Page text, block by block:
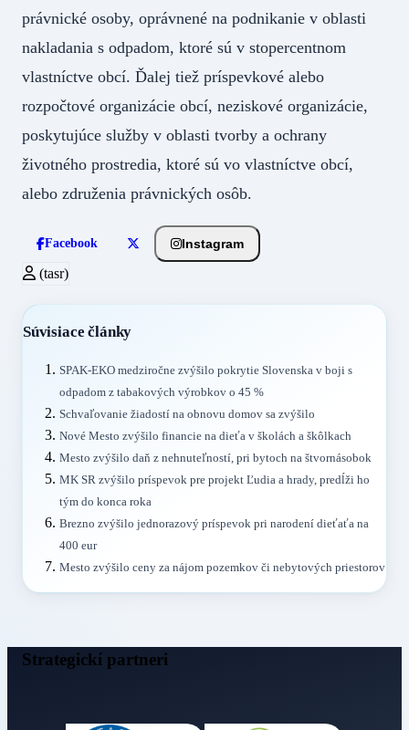
právnické osoby, oprávnené na podnikanie v oblasti
nakladania s odpadom, ktoré sú v stopercentnom
vlastníctve obcí. Ďalej tiež príspevkové alebo
rozpočtové organizácie obcí, neziskové organizácie,
poskytujúce služby v oblasti tvorby a ochrany
životného prostredia, ktoré sú vo vlastníctve obcí,
alebo združenia právnických osôb.
Facebook Instagram
(tasr)
Súvisiace články
SPAK-EKO medziročne zvýšilo pokrytie Slovenska v boji s
odpadom z tabakových výrobkov o 45 %
Schvaľovanie žiadostí na obnovu domov sa zvýšilo
Nové Mesto zvýšilo financie na dieťa v školách a škôlkach
Mesto zvýšilo daň z nehnuteľností, pri bytoch na štvornásobok
MK SR zvýšilo príspevok pre projekt Ľudia a hrady, predĺži ho
tým do konca roka
Brezno zvýšilo jednorazový príspevok pri narodení dieťaťa na
400 eur
Mesto zvýšilo ceny za nájom pozemkov či nebytových priestorov
Strategickí partneri